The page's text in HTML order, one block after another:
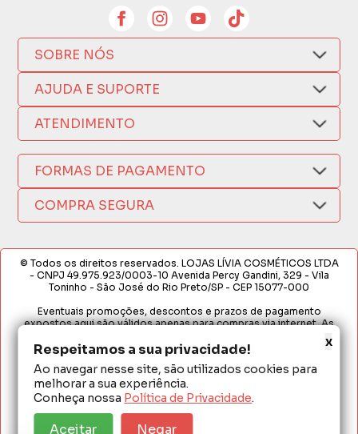
Respeitamos a sua privacidade!
Ao navegar nesse site, são utilizados cookies para
melhorar a sua experiência.
Conheça nossa Política de Privacidade.
Aceitar Negar
x
SOBRE NÓS
Quem Somos
Compra Segura
Como Comprar
Nossas Lojas
Política de Privacidade
AJUDA E SUPORTE
Nosso Aplicativo
Trocas e Devoluções
Formas de Pagamento
Fretes e Entregas
Fabricantes
Termos de Compra e Venda
ATENDIMENTO
(17) 3209-9595
sacweb@lojaslivia.com.br
FORMAS DE PAGAMENTO
COMPRA SEGURA
© Todos os direitos reservados. LOJAS LÍVIA COSMÉTICOS LTDA
- CNPJ 49.975.923/0003-10 Avenida Percy Gandini, 329 - Vila
Toninho - São José do Rio Preto/SP - CEP 15077-000
Eventuais promoções, descontos e prazos de pagamento
expostos aqui são válidos apenas para compras via internet. As
Loja. É proibida a utilização total ou parcial sem nossa autorização.
Em caso de divergência de preços no site, o valor válido é o do
Carrinho de Compras. Preços e condições de pagamento
exclusivos para compras via internet. Ofertas válidas até o
término de nossos estoques para internet. Vendas sujeitas à
análise e confirmação de dados.